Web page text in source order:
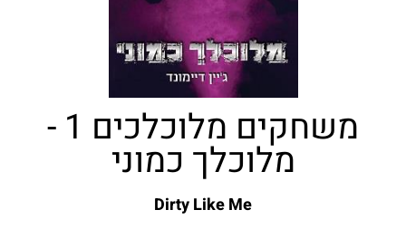
משחקים מלוכלכים 1 -
מלוכלך כמוני
Dirty Like Me